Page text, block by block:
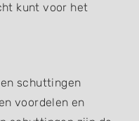
kunt voor het
schuttingen
voordelen en